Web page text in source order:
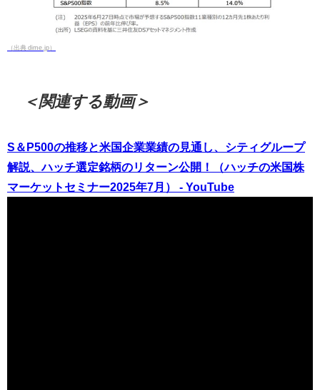
（出典 dime.jp）
＜関連する動画＞
S＆P500の推移と米国企業業績の見通し、シティグループ
解説、ハッチ選定銘柄のリターン公開！（ハッチの米国株
マーケットセミナー2025年7月） - YouTube